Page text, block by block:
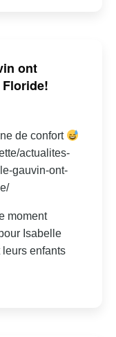
ont
de confort
actualites-
gauvin-ont-
moment
Isabelle
enfants